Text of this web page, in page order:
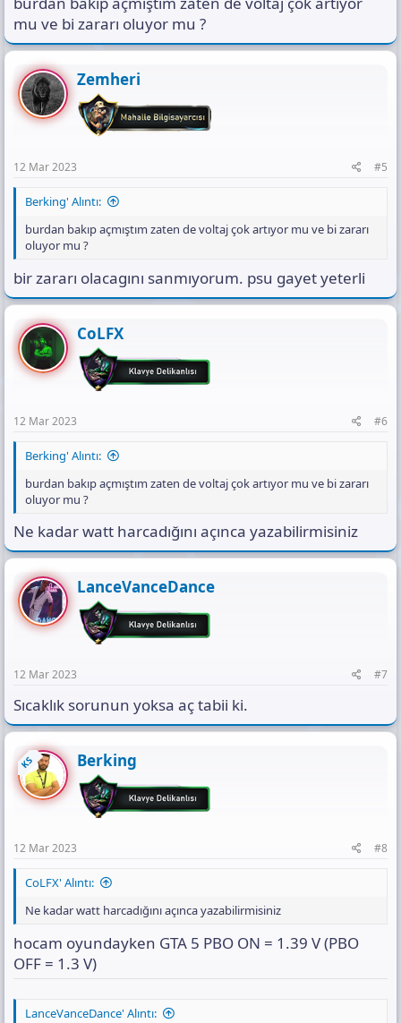
mu ve bi zararı oluyor mu ?
Zemheri
12 Mar 2023 #5
Berking' Alıntı:
burdan bakıp açmıştım zaten de voltaj çok artıyor mu ve bi zararı
oluyor mu ?
bir zararı olacagını sanmıyorum. psu gayet yeterli
CoLFX
12 Mar 2023 #6
Berking' Alıntı:
burdan bakıp açmıştım zaten de voltaj çok artıyor mu ve bi zararı
oluyor mu ?
Ne kadar watt harcadığını açınca yazabilirmisiniz
LanceVanceDance
12 Mar 2023 #7
Sıcaklık sorunun yoksa aç tabii ki.
KS Berking
12 Mar 2023 #8
CoLFX' Alıntı:
Ne kadar watt harcadığını açınca yazabilirmisiniz
hocam oyundayken GTA 5 PBO ON = 1.39 V (PBO
OFF = 1.3 V)
LanceVanceDance' Alıntı: